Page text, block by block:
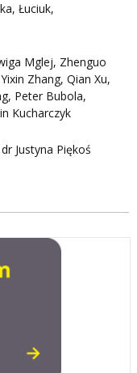
Łuciuk,
Mglej, Zhenguo
Zhang, Qian Xu,
Peter Bubola,
Kucharczyk
Justyna Piękoś